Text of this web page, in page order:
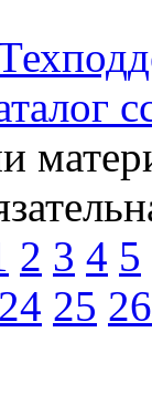
2 3 4 5
24 25 26